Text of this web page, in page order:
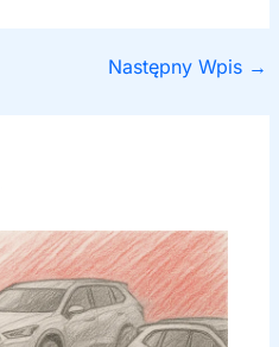
Następny Wpis →